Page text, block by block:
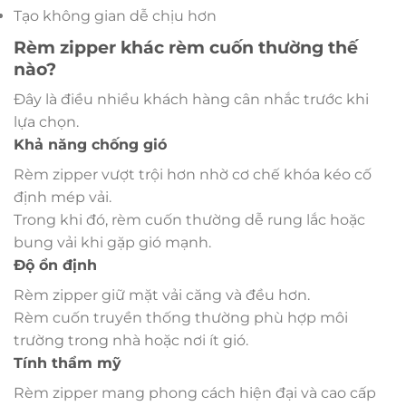
Tạo không gian dễ chịu hơn
Rèm zipper khác rèm cuốn thường thế
nào?
Đây là điều nhiều khách hàng cân nhắc trước khi
lựa chọn.
Khả năng chống gió
Rèm zipper vượt trội hơn nhờ cơ chế khóa kéo cố
định mép vải.
Trong khi đó, rèm cuốn thường dễ rung lắc hoặc
bung vải khi gặp gió mạnh.
Độ ổn định
Rèm zipper giữ mặt vải căng và đều hơn.
Rèm cuốn truyền thống thường phù hợp môi
trường trong nhà hoặc nơi ít gió.
Tính thẩm mỹ
Rèm zipper mang phong cách hiện đại và cao cấp